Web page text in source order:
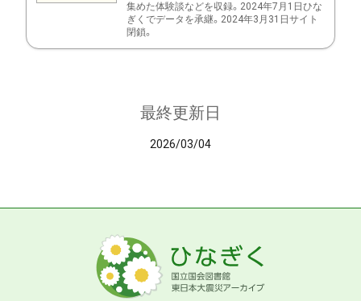
集めた体験談などを収録。2024年7月1日ひな
ぎくでデータを承継。2024年3月31日サイト
閉鎖。
最終更新日
2026/03/04